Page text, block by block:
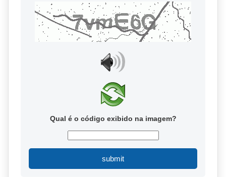
Qual é o código exibido na imagem?
submit